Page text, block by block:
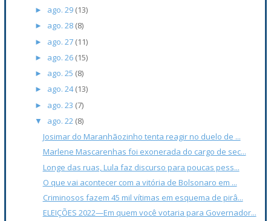
► ago. 29 (13)
► ago. 28 (8)
► ago. 27 (11)
► ago. 26 (15)
► ago. 25 (8)
► ago. 24(13)
► ago. 23 (7)
▼ ago. 22 (8)
Josimar do Maranhãozinho tenta reagir no duelo de ...
Marlene Mascarenhas foi exonerada do cargo de sec...
Longe das ruas, Lula faz discurso para poucas pess...
O que vai acontecer com a vitória de Bolsonaro em ...
Criminosos fazem 45 mil vítimas em esquema de pirâ...
ELEIÇÕES 2022—Em quem você votaria para Governador...